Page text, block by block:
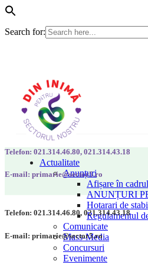
Search for:
Actualitate
Anunțuri
Afișare în
ANUNȚURI
Hotarari de
Regulamentul
Comunicate
Mass-Media
Concursuri
Evenimente
Telefon: 021.314.46.80, 021.314.43.18
E-mail: primarie@sector5.ro
Telefon: 021.314.46.80, 021.314.43.18
E-mail: primarie@sector5.ro